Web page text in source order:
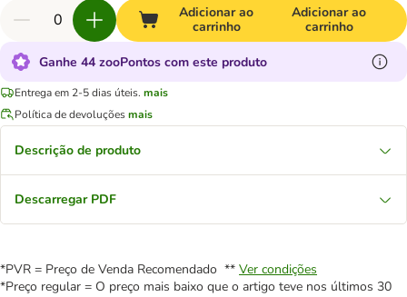
Adicionar ao
carrinho
Adicionar ao
carrinho
Ganhe 44 zooPontos com este produto
Entrega em 2-5 dias úteis. mais
Política de devoluçõesmais
Descrição de produto
Descarregar PDF
*PVR = Preço de Venda Recomendado ** Ver condições
*Preço regular = O preço mais baixo que o artigo teve nos últimos 30